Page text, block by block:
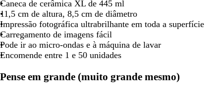
Caneca de cerâmica XL de 445 ml
11,5 cm de altura, 8,5 cm de diâmetro
Impressão fotográfica ultrabrilhante em toda a superfície
Carregamento de imagens fácil
Pode ir ao micro-ondas e à máquina de lavar
Encomende entre 1 e 50 unidades
Pense em grande (muito grande mesmo)